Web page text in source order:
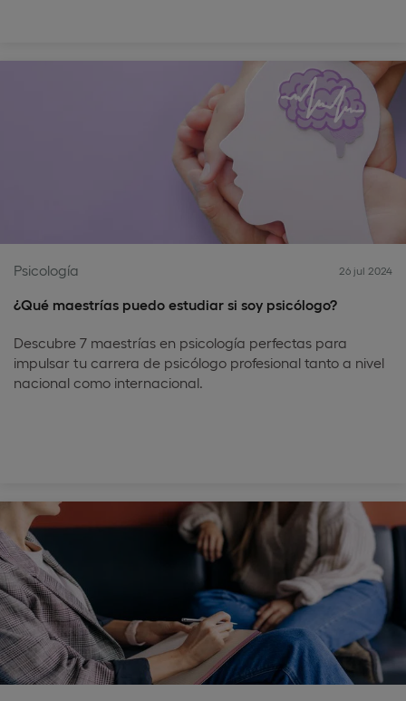
Psicología 26 jul 2024
¿Qué maestrías puedo estudiar si soy psicólogo?
Descubre 7 maestrías en psicología perfectas para
impulsar tu carrera de psicólogo profesional tanto a nivel
nacional como internacional.